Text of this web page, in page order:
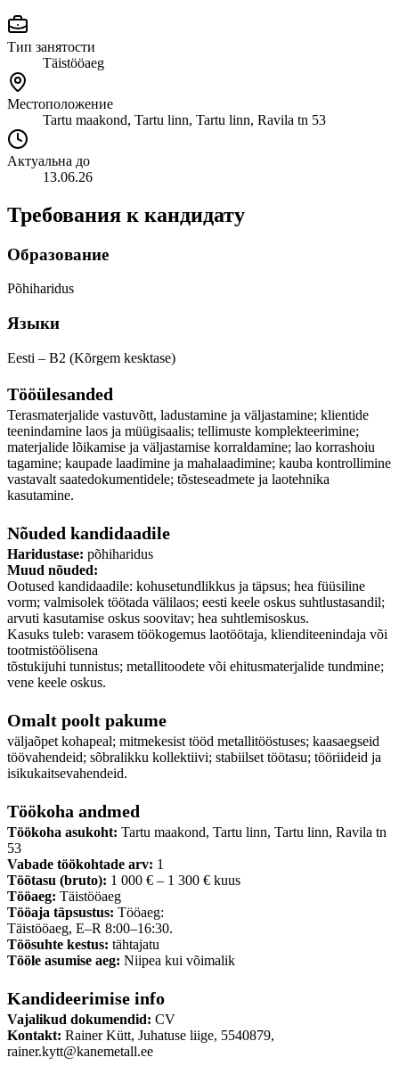
Тип занятости
Täistööaeg
Местоположение
Tartu maakond, Tartu linn, Tartu linn, Ravila tn 53
Актуальна до
13.06.26
Требования к кандидату
Образование
Põhiharidus
Языки
Eesti – B2 (Kõrgem kesktase)
Tööülesanded
Terasmaterjalide vastuvõtt, ladustamine ja väljastamine; klientide
teenindamine laos ja müügisaalis; tellimuste komplekteerimine;
materjalide lõikamise ja väljastamise korraldamine; lao korrashoiu
tagamine; kaupade laadimine ja mahalaadimine; kauba kontrollimine
vastavalt saatedokumentidele; tõsteseadmete ja laotehnika
kasutamine.
Nõuded kandidaadile
Haridustase: põhiharidus
Muud nõuded:
Ootused kandidaadile: kohusetundlikkus ja täpsus; hea füüsiline
vorm; valmisolek töötada välilaos; eesti keele oskus suhtlustasandil;
arvuti kasutamise oskus soovitav; hea suhtlemisoskus.
Kasuks tuleb: varasem töökogemus laotöötaja, klienditeenindaja või
tootmistöölisena
tõstukijuhi tunnistus; metallitoodete või ehitusmaterjalide tundmine;
vene keele oskus.
Omalt poolt pakume
väljaõpet kohapeal; mitmekesist tööd metallitööstuses; kaasaegseid
töövahendeid; sõbralikku kollektiivi; stabiilset töötasu; tööriideid ja
isikukaitsevahendeid.
Töökoha andmed
Töökoha asukoht: Tartu maakond, Tartu linn, Tartu linn, Ravila tn
53
Vabade töökohtade arv: 1
Töötasu (bruto): 1 000 € – 1 300 € kuus
Tööaeg: Täistööaeg
Tööaja täpsustus: Tööaeg:
Täistööaeg, E–R 8:00–16:30.
Töösuhte kestus: tähtajatu
Tööle asumise aeg: Niipea kui võimalik
Kandideerimise info
Vajalikud dokumendid: CV
Kontakt: Rainer Kütt, Juhatuse liige, 5540879,
rainer.kytt@kanemetall.ee